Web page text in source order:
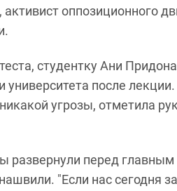
активист оппозиционного
студентку Ани
после
угрозы, отметила
развернули перед
"Если нас сегодня